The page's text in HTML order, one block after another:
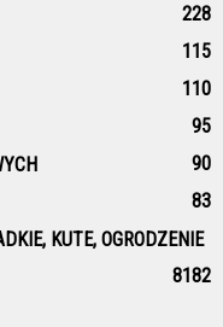
228
115
110
95
90
83
KUTE, OGRODZENIE
82
81